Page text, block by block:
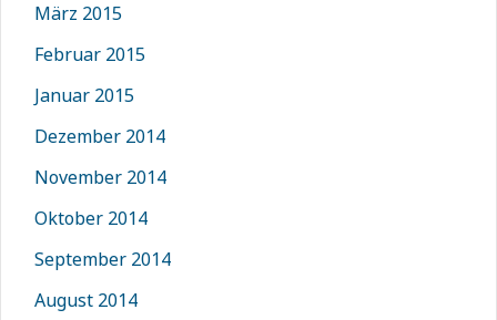
März 2015
Februar 2015
Januar 2015
Dezember 2014
November 2014
Oktober 2014
September 2014
August 2014